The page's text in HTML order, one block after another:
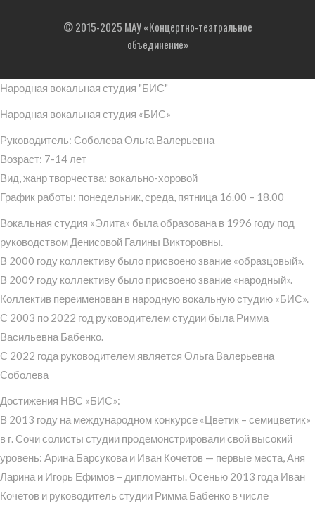
© 2015-2025 МАУ «Концертно-театральное
объединение»
Народная вокальная студия "БИС"
Народная вокальная студия «БИС»
Руководитель: Соболева Ольга Валерьевна
Возраст: 7-14 лет
Вид, жанр творчества: вокально-хоровой
График работы: понедельник, среда, пятница 16.00 – 18.00
Вокальная студия «Элита» была образована в 1996 году под
руководством Денисовой Галины Викторовны.
В 2000 году коллективу было присвоено звание «образцовый».
В 2009 году коллективу было присвоено звание «народный».
Коллектив переименован в народную вокальную студию «БИС».
С 2003 по 2022 год руководителем студии была Римма
Васильевна Бабенко.
С 2022 года руководителем является Ольга Валерьевна
Соболева
Достижения НВС «БИС»:
В 2013 году на международном конкурсе «Цветик – семицветик»
в г. Сочи солисты студии продемонстрировали свой высокий
уровень: Арина Барсукова и Иван Кочетов — первые места, Аня
Ларина и Игорь Ефимов – дипломанты. Осенью 2013 года Иван
Кочетов и руководитель студии Римма Бабенко в числе